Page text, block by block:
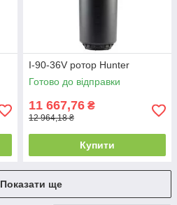
I-90-36V ротор Hunter
Готово до відправки
11 667,76 ₴
12 964,18 ₴
Купити
Показати ще